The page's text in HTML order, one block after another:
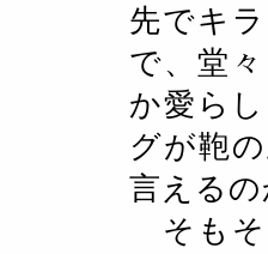
先でキ
で、堂
か愛ら
グが鞄
言える
そもそ